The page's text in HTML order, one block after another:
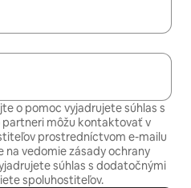
o pomoc vyjadrujete súhlas s
partneri môžu kontaktovať v
prostredníctvom e-mailu
na vedomiezásady ochrany
súhlas s dodatočnými
spoluhostiteľov.